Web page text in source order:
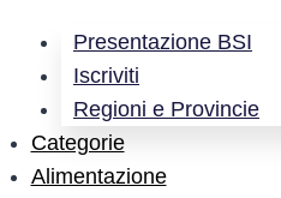
Presentazione BSI
Iscriviti
Regioni e Provincie
Categorie
Alimentazione